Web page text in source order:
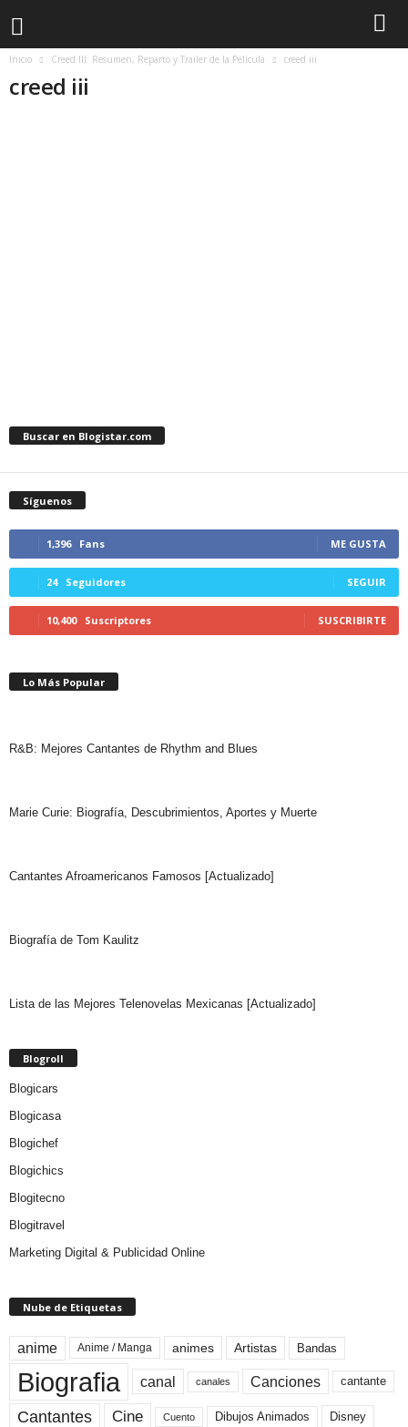
Inicio Creed III: Resumen, Reparto y Trailer de la Película creed iii
creed iii
Buscar en Blogistar.com
Síguenos
1,396 Fans ME GUSTA
24 Seguidores SEGUIR
10,400 Suscriptores SUSCRIBIRTE
Lo Más Popular
R&B: Mejores Cantantes de Rhythm and Blues
Marie Curie: Biografía, Descubrimientos, Aportes y Muerte
Cantantes Afroamericanos Famosos [Actualizado]
Biografía de Tom Kaulitz
Lista de las Mejores Telenovelas Mexicanas [Actualizado]
Blogroll
Blogicars
Blogicasa
Blogichef
Blogichics
Blogitecno
Blogitravel
Marketing Digital & Publicidad Online
Nube de Etiquetas
anime Anime / Manga animes Artistas Bandas
Biografia canal canales Canciones cantante
Cantantes Cine Cuento Dibujos Animados Disney